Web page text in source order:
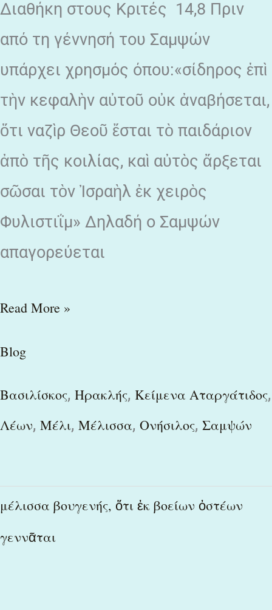
Διαθήκη στους Κριτές 14,8 Πριν
από τη γέννησή του Σαμψών
υπάρχει χρησμός όπου:«σίδηρος ἐπὶ
τὴν κεφαλὴν αὐτοῦ οὐκ ἀναβήσεται,
ὅτι ναζὶρ Θεοῦ ἔσται τὸ παιδάριον
ἀπὸ τῆς κοιλίας, καὶ αὐτὸς ἄρξεται
σῶσαι τὸν Ἰσραὴλ ἐκ χειρὸς
Φυλιστιΐμ» Δηλαδή ο Σαμψών
απαγορεύεται
Read More »
Blog
Βασιλίσκος, Ηρακλής, Κείμενα Αταργάτιδος,
Λέων, Μέλι, Μέλισσα, Ονήσιλος, Σαμψών
μέλισσα βουγενής, ὅτι ἐκ βοείων ὀστέων
γεννᾶται
μέλισσα
ὅτι